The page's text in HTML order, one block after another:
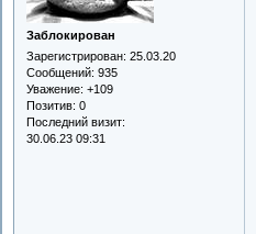
Заблокирован
Зарегистрирован: 25.03.20
Сообщений: 935
Уважение: +109
Позитив: 0
Последний визит:
30.06.23 09:31